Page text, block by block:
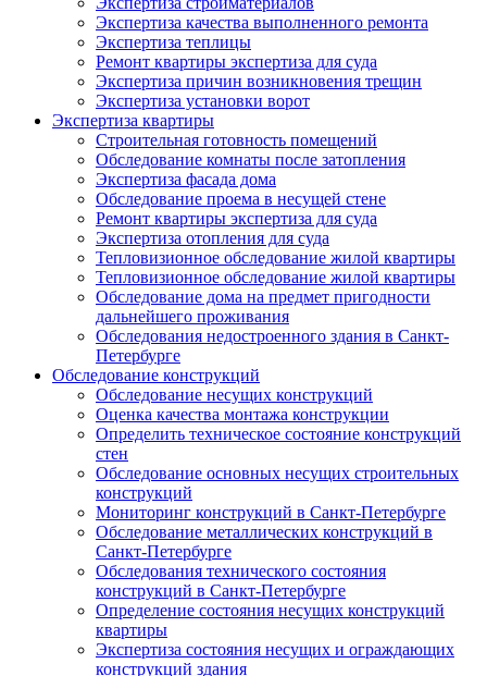
Экспертиза качества выполненного ремонта
Экспертиза теплицы
Ремонт квартиры экспертиза для суда
Экспертиза причин возникновения трещин
Экспертиза установки ворот
Экспертиза квартиры
Строительная готовность помещений
Обследование комнаты после затопления
Экспертиза фасада дома
Обследование проема в несущей стене
Ремонт квартиры экспертиза для суда
Экспертиза отопления для суда
Тепловизионное обследование жилой квартиры
Тепловизионное обследование жилой квартиры
Обследование дома на предмет пригодности
дальнейшего проживания
Обследования недостроенного здания в Санкт-
Петербурге
Обследование конструкций
Обследование несущих конструкций
Оценка качества монтажа конструкции
Определить техническое состояние конструкций
стен
Обследование основных несущих строительных
конструкций
Мониторинг конструкций в Санкт-Петербурге
Обследование металлических конструкций в
Санкт-Петербурге
Обследования технического состояния
конструкций в Санкт-Петербурге
Определение состояния несущих конструкций
квартиры
Экспертиза состояния несущих и ограждающих
конструкций здания